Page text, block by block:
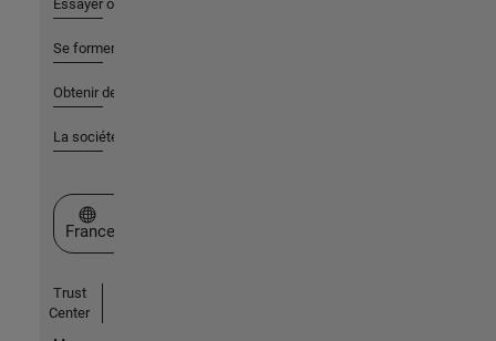
Essayer ou acheter
Se former
Obtenir de l'aide
La société
Sélectionner un site web
France
Trust
Center